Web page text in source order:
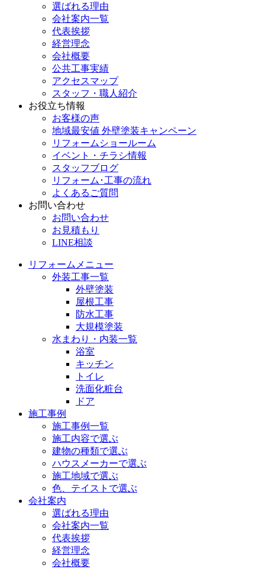
選ばれる理由
会社案内一覧
代表挨拶
経営理念
会社概要
公共工事実績
アクセスマップ
スタッフ・職人紹介
お役立ち情報
お客様の声
地域最安値 外壁塗装キャンペーン
リフォームショールーム
イベント・チラシ情報
スタッフブログ
リフォーム･工事の流れ
よくあるご質問
お問い合わせ
お問い合わせ
お見積もり
LINE相談
リフォームメニュー
外装工事一覧
外壁塗装
屋根工事
防水工事
大規模塗装
水まわり・内装一覧
浴室
キッチン
トイレ
洗面化粧台
ドア
施工事例
施工事例一覧
施工内容で選ぶ
建物の種類で選ぶ
ハウスメーカーで選ぶ
施工地域で選ぶ
色、テイストで選ぶ
会社案内
選ばれる理由
会社案内一覧
代表挨拶
経営理念
会社概要